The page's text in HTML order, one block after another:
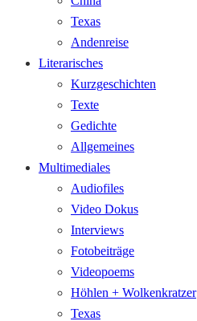
Texas
Andenreise
Literarisches
Kurzgeschichten
Texte
Gedichte
Allgemeines
Multimediales
Audiofiles
Video Dokus
Interviews
Fotobeiträge
Videopoems
Höhlen + Wolkenkratzer
Texas